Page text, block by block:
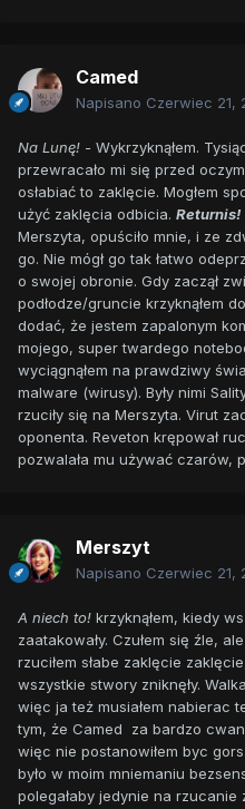
Camed
Napisano Czerwiec 21,
Na Lunę! - Wykrzyknąłem.
przewracało mi się przed
osłabiać to zaklęcie. Mogłem
użyć zaklęcia odbicia. Returnis!
Merszyta, opuściło mnie, i ze
go. Nie mógł go tak łatwo
o swojej obronie. Gdy zaczął
podłodze/gruncie krzyknąłem
dodać, że jestem zapalonym
mojego, super twardego
wyciągnąłem na prawdziwy
malware (wirusy). Były nimi
rzuciły się na Merszyta. Virut
oponenta. Reveton krępował
pozwalała mu używać czarów,
Merszyt
Napisano Czerwiec 21,
A niech to! krzyknąłem, kiedy
zaatakowały. Czułem się źle,
rzuciłem słabe zaklęcie
wszystkie stwory zniknęły.
więc ja też musiałem nabierac
tym, że Camed za bardzo
więc nie postanowiłem byc
było w moim mniemaniu
polegałaby jedynie na rzucanie